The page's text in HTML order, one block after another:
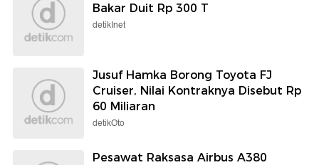
Bakar Duit Rp 300 T
detikInet
Jusuf Hamka Borong Toyota FJ
Cruiser, Nilai Kontraknya Disebut Rp
60 Miliaran
detikOto
Pesawat Raksasa Airbus A380